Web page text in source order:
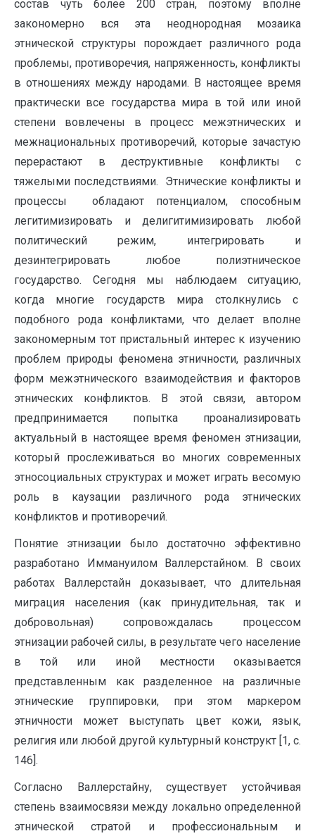
состав чуть более 200 стран, поэтому вполне
закономерно вся эта неоднородная мозаика
этнической структуры порождает различного рода
проблемы, противоречия, напряженность, конфликты
в отношениях между народами. В настоящее время
практически все государства мира в той или иной
степени вовлечены в процесс межэтнических и
межнациональных противоречий, которые зачастую
перерастают в деструктивные конфликты с
тяжелыми последствиями. Этнические конфликты и
процессы обладают потенциалом, способным
легитимизировать и делигитимизировать любой
политический режим, интегрировать и
дезинтегрировать любое полиэтническое
государство. Сегодня мы наблюдаем ситуацию,
когда многие государств мира столкнулись с
подобного рода конфликтами, что делает вполне
закономерным тот пристальный интерес к изучению
проблем природы феномена этничности, различных
форм межэтнического взаимодействия и факторов
этнических конфликтов. В этой связи, автором
предпринимается попытка проанализировать
актуальный в настоящее время феномен этнизации,
который прослеживаться во многих современных
этносоциальных структурах и может играть весомую
роль в каузации различного рода этнических
конфликтов и противоречий.
Понятие этнизации было достаточно эффективно
разработано Иммануилом Валлерстайном. В своих
работах Валлерстайн доказывает, что длительная
миграция населения (как принудительная, так и
добровольная) сопровождалась процессом
этнизации рабочей силы, в результате чего население
в той или иной местности оказывается
представленным как разделенное на различные
этнические группировки, при этом маркером
этничности может выступать цвет кожи, язык,
религия или любой другой культурный конструкт [1, c.
146].
Согласно Валлерстайну, существует устойчивая
степень взаимосвязи между локально определенной
этнической стратой и профессиональным и